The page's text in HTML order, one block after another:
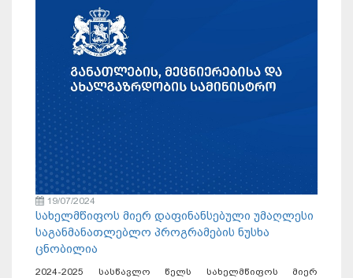
19/07/2024
სახელმწიფოს მიერ დაფინანსებული უმაღლესი
საგანმანათლებლო პროგრამების ნუსხა
ცნობილია
2024-2025 სასწავლო წელს სახელმწიფოს მიერ